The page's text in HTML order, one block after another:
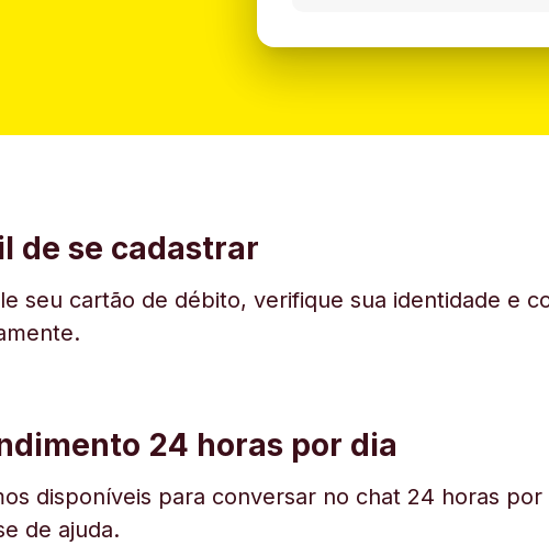
de se cadastrar
seu cartão de débito, verifique sua identidade e
24 horas por dia
disponíveis para conversar no chat 24 horas por
de ajuda.